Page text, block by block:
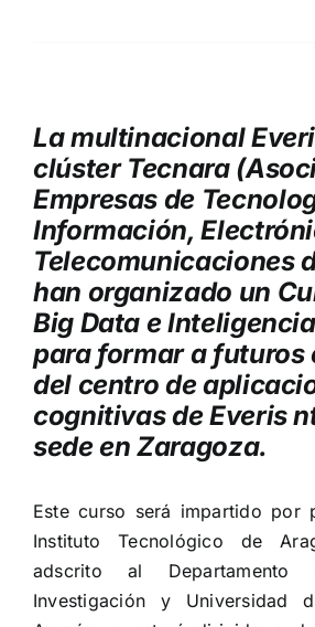
La multinacional
clúster Tecnara
Empresas de
Información,
Telecomunicaciones
han organizado un
Big Data e
para formar a futuros
del centro de
cognitivas de Everis
sede en Zaragoza.
Este curso será impartido por
Instituto Tecnológico de
adscrito al Departamento
Investigación y Universidad